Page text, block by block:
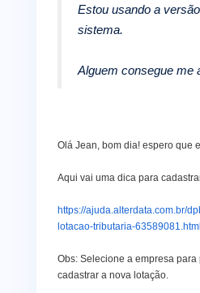
Estou usando a
sistema.
Alguem consegue me
Olá Jean, bom dia! espero que
Aqui vai uma dica para
https://ajuda.alterdata.com.br/
lotacao-tributaria-63589081.html
Obs: Selecione a empresa para
cadastrar a nova lotação.